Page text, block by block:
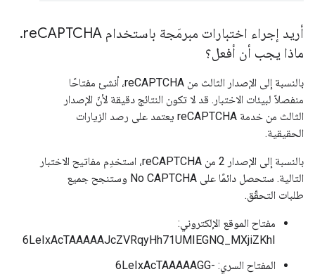
أريد إجراء اختبارات مبرمَجة باستخدام re CAPTCHA
.
ماذا يجب أن أفعل؟
بالنسبة إلى الإصدار الثالث من reCAPTCHA، أنشئ مفتاحًا
منفصلاً لبيئات الاختبار. قد لا تكون النتائج دقيقة لأنّ الإصدار
الثالث من خدمة reCAPTCHA يعتمد على رصد الزيارات
الحقيقية.
بالنسبة إلى الإصدار 2 من reCAPTCHA، استخدِم مفاتيح الاختبار
التالية. ستحصل دائمًا على No CAPTCHA وستنجح جميع
طلبات التحقّق.
مفتاح الموقع الإلكتروني:
6LeIxAcTAAAAAJcZVRqyHh71UMIEGNQ_MXjiZKhI
المفتاح السري: 6LeIxAcTAAAAAGG-